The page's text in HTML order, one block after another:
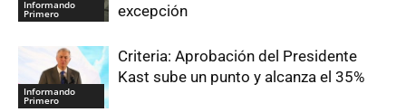
Informando
Primero excepción
Informando
Primero
Criteria: Aprobación del Presidente
Kast sube un punto y alcanza el 35%